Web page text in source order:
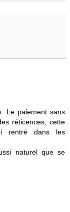
Le paiement sans
réticences, cette
rentré dans les
naturel que se